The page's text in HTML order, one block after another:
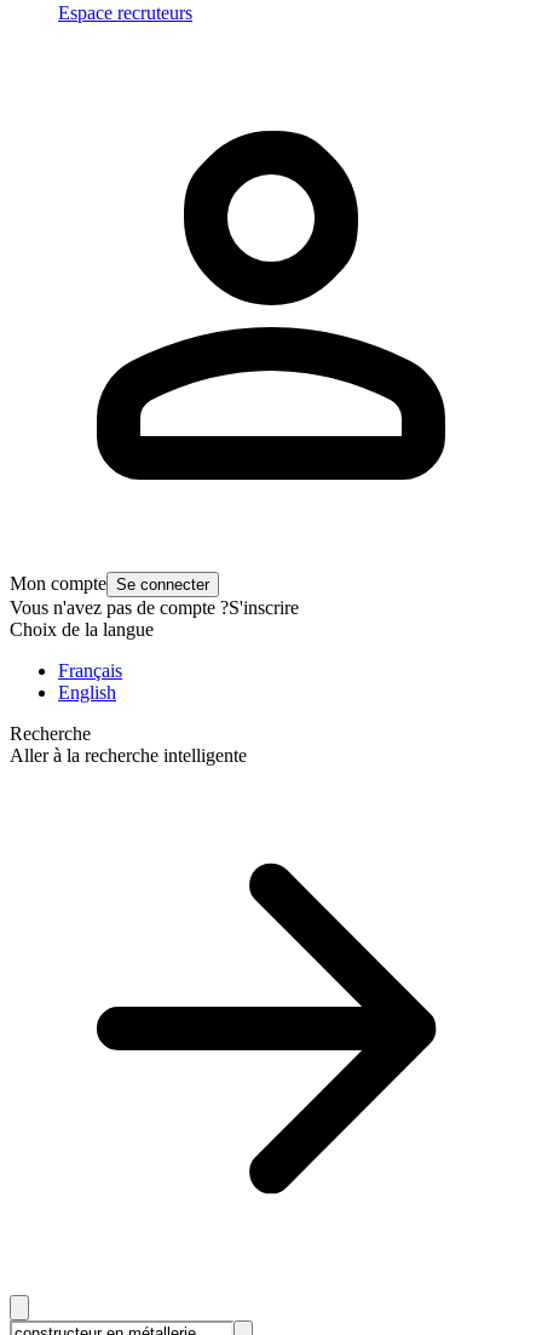
Espace recruteurs
Mon compte Se connecter
Vous n'avez pas de compte ?S'inscrire
Choix de la langue
Français
English
Recherche
Aller à la recherche intelligente